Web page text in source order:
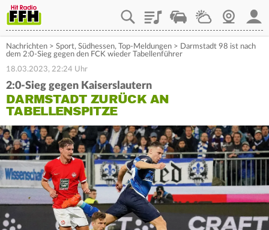
PlaylistStaupilotWetterWebcam
Nachrichten > Sport, Südhessen, Top-Meldungen > Darmstadt 98 ist nach
dem 2:0-Sieg gegen den FCK wieder Tabellenführer
18.03.2023, 22:24 Uhr
2:0-Sieg gegen Kaiserslautern
DARMSTADT ZURÜCK AN
TABELLENSPITZE